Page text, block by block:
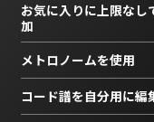
お気に入りに上限なし
加
メトロノームを使用
コード譜を自分用に編